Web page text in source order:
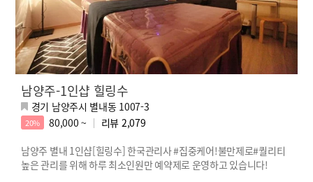
남양주-1인샵 힐링수
경기 남양주시 별내동 1007-3
20% 80,000 ~ 리뷰 2,079
남양주 별내 1인샵[힐링수] 한국관리사 #집중케어!불만제로#퀄리티
높은 관리를 위해 하루 최소인원만 예약제로 운영하고 있습니다!